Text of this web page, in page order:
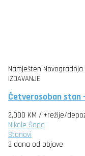
Namješten Novogradnja
IZDAVANJE
Četverosoban stan
2,000 KM / +režije/
Nikole Šopa
Stanovi
2 dana od objave